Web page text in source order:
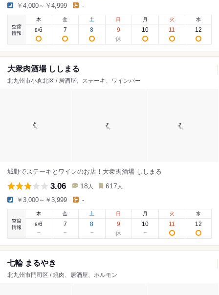
￥4,000～￥4,999 -
空席
情報
木
8/6
金
7
土
8
日
9
月
10
火
11
水
12
大衆肉酒場 ししまる
北九州市小倉北区 / 居酒屋、ステーキ、ワインバー
城野でステーキとワインのお店！大衆肉酒場 ししまる
3.06 18 人 617 人
￥3,000～￥3,999 -
空席
情報
木
8/6
金
7
土
8
日
9
月
10
火
11
水
12
七輪 まるやき
北九州市門司区 / 焼肉、居酒屋、ホルモン